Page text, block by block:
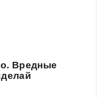
Вредные